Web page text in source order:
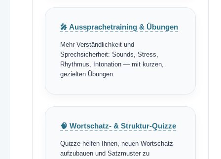
🎤 Aussprachetraining & Übungen
Mehr Verständlichkeit und
Sprechsicherheit: Sounds, Stress,
Rhythmus, Intonation — mit kurzen,
gezielten Übungen.
🧠 Wortschatz- & Struktur-Quizze
Quizze helfen Ihnen, neuen Wortschatz
aufzubauen und Satzmuster zu